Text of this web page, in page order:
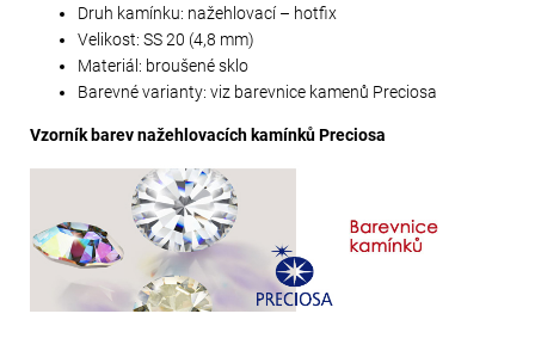
Druh kamínku: nažehlovací – hotfix
Velikost: SS 20 (4,8 mm)
Materiál: broušené sklo
Barevné varianty: viz barevnice kamenů Preciosa
Vzorník barev nažehlovacích kamínků Preciosa